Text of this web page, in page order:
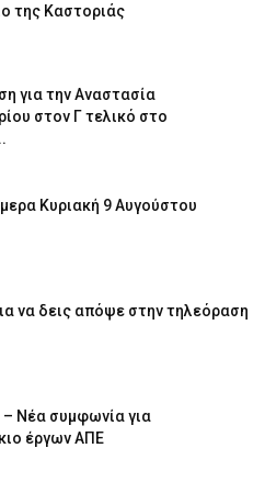
της Καστοριάς
για την Αναστασία
στον Γ τελικό στο
Κυριακή 9 Αυγούστου
να δεις απόψε στην τηλεόραση
Νέα συμφωνία για
έργων ΑΠΕ